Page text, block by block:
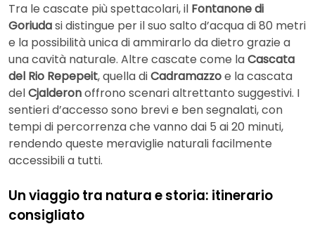
Tra le cascate più spettacolari, il Fontanone di
Goriudasi distingue per il suo salto d’acqua di 80 metri
e la possibilità unica di ammirarlo da dietro grazie a
una cavità naturale. Altre cascate come laCascata
del Rio Repepeit, quella diCadramazzoe la cascata
delCjalderonoffrono scenari altrettanto suggestivi. I
sentieri d’accesso sono brevi e ben segnalati, con
tempi di percorrenza che vanno dai 5 ai 20 minuti,
rendendo queste meraviglie naturali facilmente
accessibili a tutti.
Un viaggio tra natura e storia: itinerario
consigliato